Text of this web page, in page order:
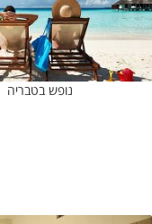
נופש בטבריה